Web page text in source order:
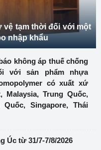
vệ tạm thời đối với một
nhập khẩu
không áp thuế chống
với sản phẩm nhựa
có xuất xứ
Trung Quốc,
Quốc, Singapore, Thái
Úc từ 31/7-7/8/2026